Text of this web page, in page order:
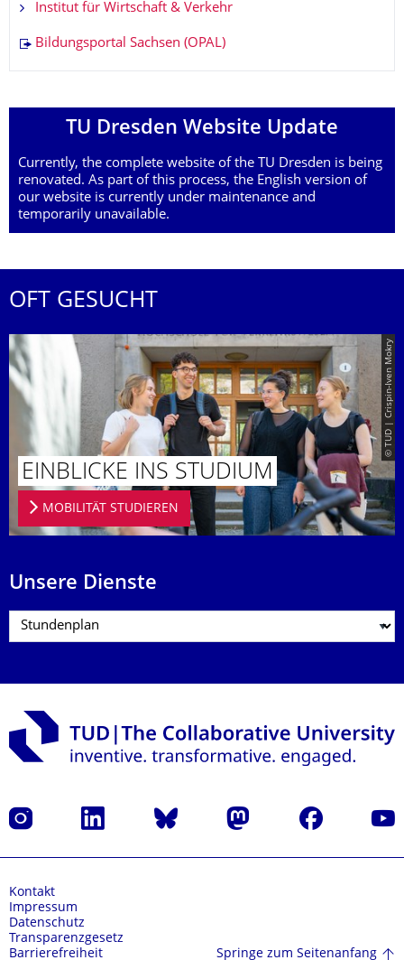
Institut für Wirtschaft & Verkehr
Bildungsportal Sachsen (OPAL)
TU Dresden Website Update
Currently, the complete website of the TU Dresden is being
renovated. As part of this process, the English version of
our website is currently under maintenance and
temporarily unavailable.
OFT GESUCHT
© TUD | Crispin-Iven Mokry
EINBLICKE INS STUDIUM
MOBILITÄT STUDIEREN
Unsere Dienste
Instagram LinkedIn Bluesky Mastodon Facebook
Kontakt
Impressum
Datenschutz
Transparenzgesetz
Barrierefreiheit
Springe zum Seitenanfang